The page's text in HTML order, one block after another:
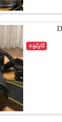
کارکرده